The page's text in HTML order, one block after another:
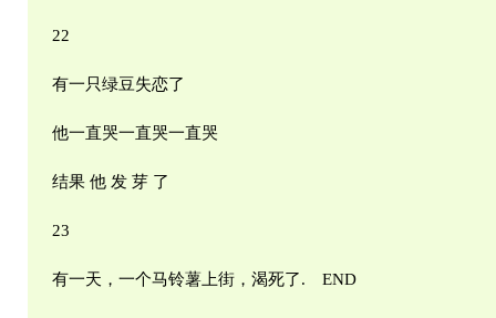
22
有一只绿豆失恋了
他一直哭一直哭一直哭
结果 他 发 芽 了
23
有一天，一个马铃薯上街，渴死了. END